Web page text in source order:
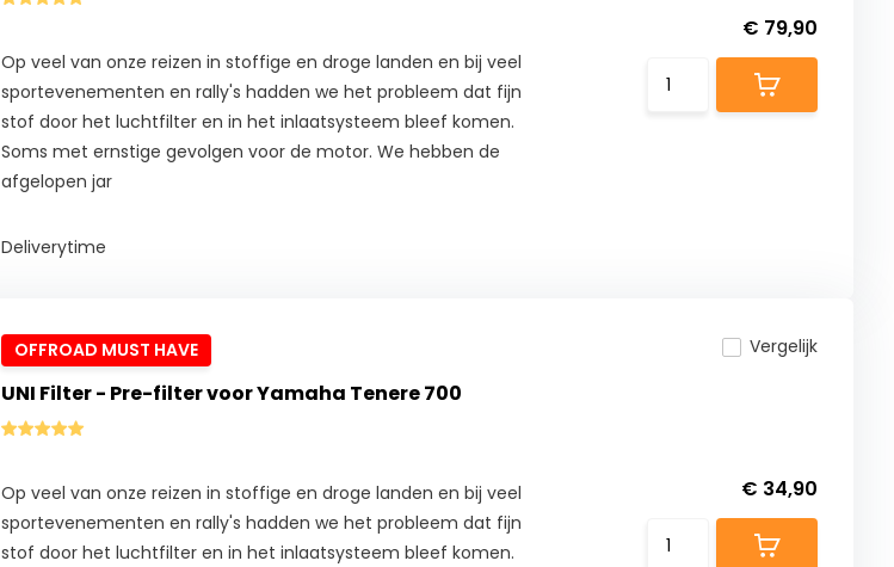
Op veel van onze reizen in stoffige en droge landen en bij veel
sportevenementen en rally's hadden we het probleem dat fijn
stof door het luchtfilter en in het inlaatsysteem bleef komen.
Soms met ernstige gevolgen voor de motor. We hebben de
afgelopen jar
Deliverytime
€ 79,90
OFFROAD MUST HAVE
UNI Filter - Pre-filter voor Yamaha Tenere 700
Op veel van onze reizen in stoffige en droge landen en bij veel
sportevenementen en rally's hadden we het probleem dat fijn
stof door het luchtfilter en in het inlaatsysteem bleef komen.
Vergelijk
€ 34,90